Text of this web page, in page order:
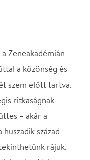
erősen
Sibelius
minden
a